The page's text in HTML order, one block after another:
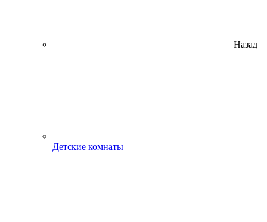
Назад
Детские комнаты